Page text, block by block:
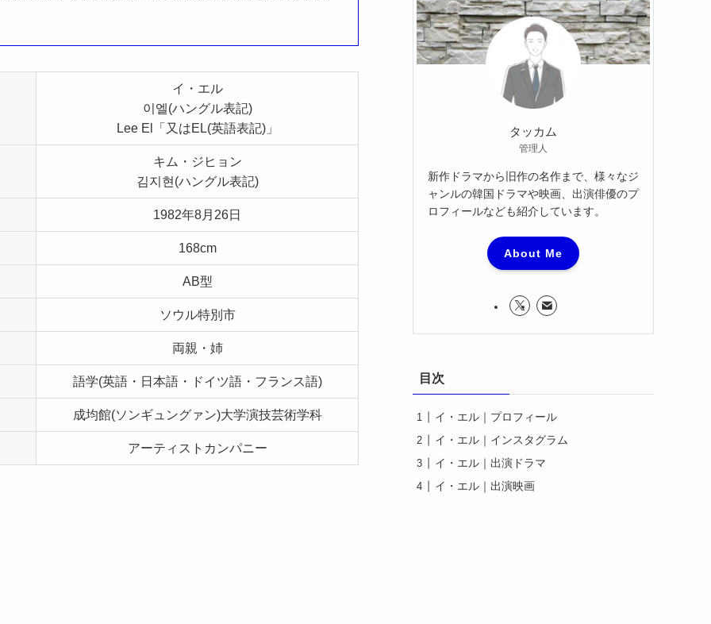
イ・エル
이엘(ハングル表記)
Lee El「又はEL(英語表記)」
キム・ジヒョン
김지현(ハングル表記)
1982年8月26日
168cm
AB型
ソウル特別市
両親・姉
語学(英語・日本語・ドイツ語・フランス語)
成均館(ソンギュングァン)大学演技芸術学科
アーティストカンパニー
タッカム
管理人
新作ドラマから旧作の名作まで、様々なジ
ャンルの韓国ドラマや映画、出演俳優のプ
ロフィールなども紹介しています。
About Me
目次
イ・エル｜プロフィール
イ・エル｜インスタグラム
イ・エル｜出演ドラマ
イ・エル｜出演映画